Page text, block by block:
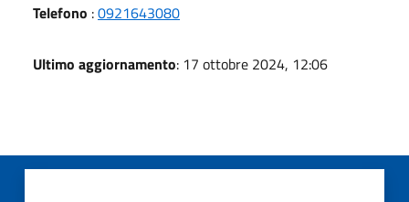
Telefono :0921643080
Ultimo aggiornamento: 17 ottobre 2024, 12:06